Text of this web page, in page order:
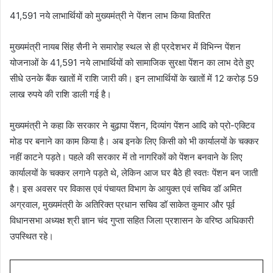
41,591 नये लाभार्थियों को मुख्यमंत्री ने पेंशन लाभ किया वितरित
मुख्यमंत्री नायब सिंह सैनी ने समारोह स्थल से ही प्रदेशभर में विभिन्न पेंशन
योजनाओं के 41,591 नये लाभार्थियों को सामाजिक सुरक्षा पेंशन का लाभ देते हुए
सीधे उनके बैंक खातों में राशि जारी की। इन लाभार्थियों के खातों में 12 करोड़ 59
लाख रुपये की राशि डाली गई है।
मुख्यमंत्री ने कहा कि सरकार ने बुढ़ापा पेंशन, दिव्यांग पेंशन आदि को प्रो-एक्टिव
मोड पर बनाने का काम किया है। अब इनके लिए किसी को भी कार्यालयों के चक्कर
नहीं काटने पड़ते। पहले की सरकार में तो नागरिकों को पेंशन बनवाने के लिए
कार्यालयों के चक्कर लगाने पड़ते थे, लेकिन आज घर बैठे ही स्वतः पेंशन बन जाती
है। इस अवसर पर विकास एवं पंचायत विभाग के आयुक्त एवं सचिव डॉ अमित
अग्रवाल, मुख्यमंत्री के अतिरिक्त प्रधान सचिव डॉ साकेत कुमार और पूर्व
विधानसभा अध्यक्ष श्री ज्ञान चंद गुप्ता सहित जिला प्रशासन के वरिष्ठ अधिकारी
उपस्थित रहे।